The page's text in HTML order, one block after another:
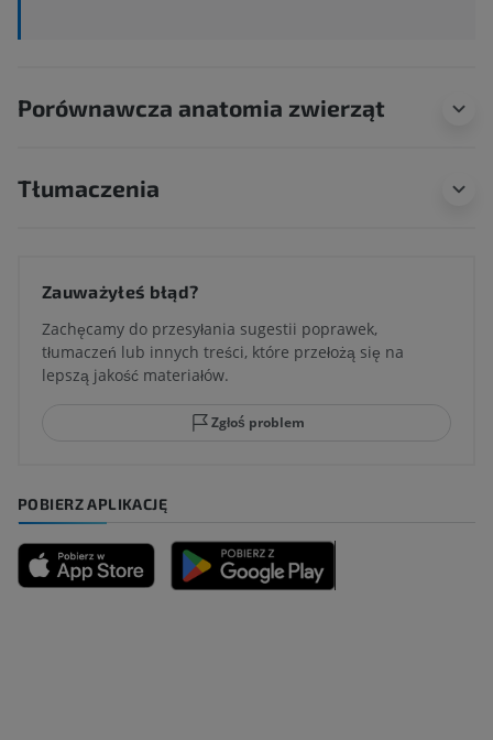
Porównawcza anatomia zwierząt
Tłumaczenia
Zauważyłeś błąd?
Zachęcamy do przesyłania sugestii poprawek,
tłumaczeń lub innych treści, które przełożą się na
lepszą jakość materiałów.
Zgłoś problem
POBIERZ APLIKACJĘ